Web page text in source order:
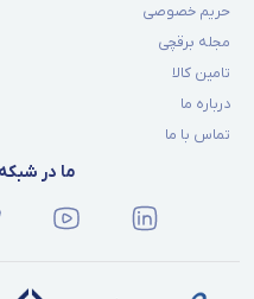
حریم خصوصی
مجله برقچی
تامین کالا
درباره ما
تماس با ما
ما در